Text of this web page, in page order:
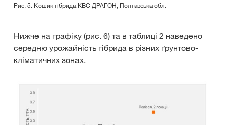
Рис. 5. Кошик гібрида КВС ДРАГОН, Полтавська обл.
Нижче на графіку (рис. 6) та в таблиці 2 наведено
середню урожайність гібрида в різних ґрунтово-
кліматичних зонах.